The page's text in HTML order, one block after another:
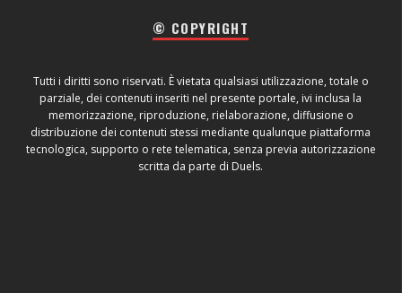
© COPYRIGHT
Tutti i diritti sono riservati. È vietata qualsiasi utilizzazione, totale o
parziale, dei contenuti inseriti nel presente portale, ivi inclusa la
memorizzazione, riproduzione, rielaborazione, diffusione o
distribuzione dei contenuti stessi mediante qualunque piattaforma
tecnologica, supporto o rete telematica, senza previa autorizzazione
scritta da parte di Duels.